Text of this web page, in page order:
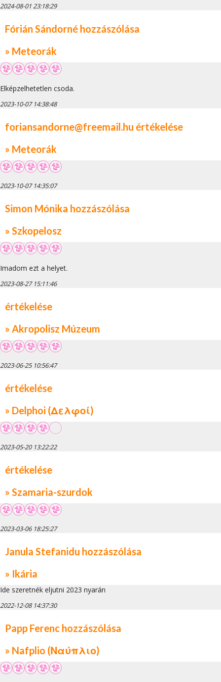
2024-08-01 23:18:29
Fórián Sándorné hozzászólása
» Meteorák
Elképzelhetetlen csoda.
2023-10-07 14:38:48
foriansandorne@freemail.hu értékelése
» Meteorák
2023-10-07 14:35:07
Simon Mónika hozzászólása
» Szkopelosz
Imadom ezt a helyet.
2023-08-27 15:11:46
értékelése
» Akropolisz Múzeum
2023-06-25 10:56:47
értékelése
» Delphoi (Δελφοί)
2023-05-20 13:22:22
értékelése
» Szamaria-szurdok
2023-03-06 18:25:27
Janula Stefanidu hozzászólása
» Ikária
Ide szeretnék eljutni 2023 nyarán
2022-12-08 14:37:30
Papp Ferenc hozzászólása
» Nafplio (Ναύπλιο)